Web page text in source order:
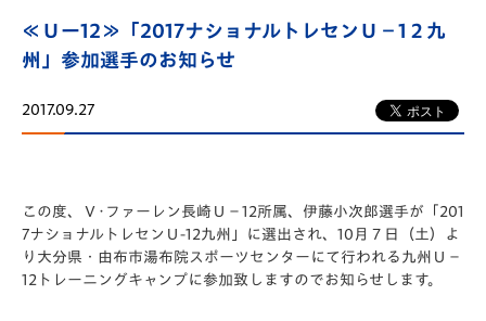
≪Ｕー12≫「2017ナショナルトレセンＵ－1２九
州」参加選手のお知らせ
2017.09.27
この度、Ｖ･ファーレン長崎Ｕ－12所属、伊藤小次郎選手が「201
7ナショナルトレセンＵ-12九州」に選出され、10月７日（土）よ
り大分県・由布市湯布院スポーツセンターにて行われる九州Ｕ－
12トレーニングキャンプに参加致しますのでお知らせします。